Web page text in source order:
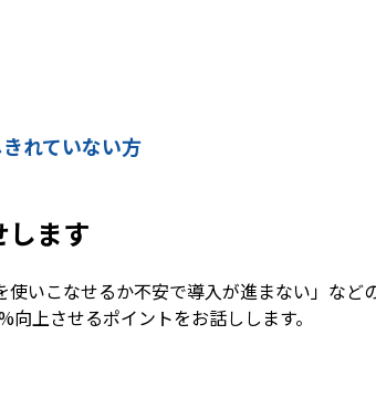
れていない方
します
使いこなせるか不安で導入が進まない」
向上させるポイントをお話しします。